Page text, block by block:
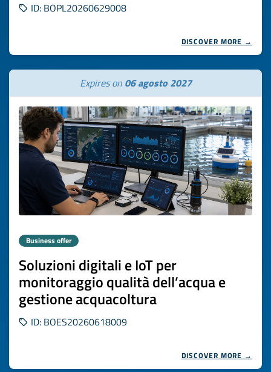
ID: BOPL20260629008
DISCOVER MORE →
Expires on 06 agosto 2027
Business offer
Soluzioni digitali e IoT per
monitoraggio qualità dell’acqua e
gestione acquacoltura
ID: BOES20260618009
DISCOVER MORE →